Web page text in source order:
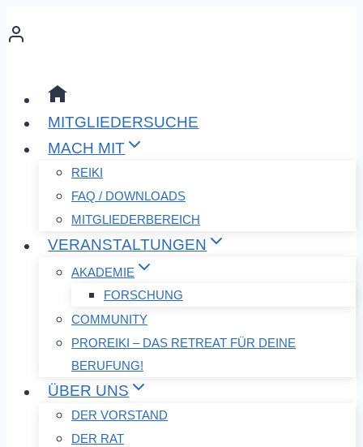
Inhalt
MITGLIEDERSUCHE
MACH MIT
REIKI
FAQ / DOWNLOADS
MITGLIEDERBEREICH
VERANSTALTUNGEN
AKADEMIE
FORSCHUNG
COMMUNITY
PROREIKI – DAS RETREAT FÜR DEINE
BERUFUNG!
ÜBER UNS
DER VORSTAND
DER RAT